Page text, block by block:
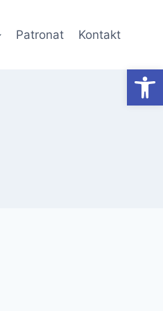
Patronat Kontakt